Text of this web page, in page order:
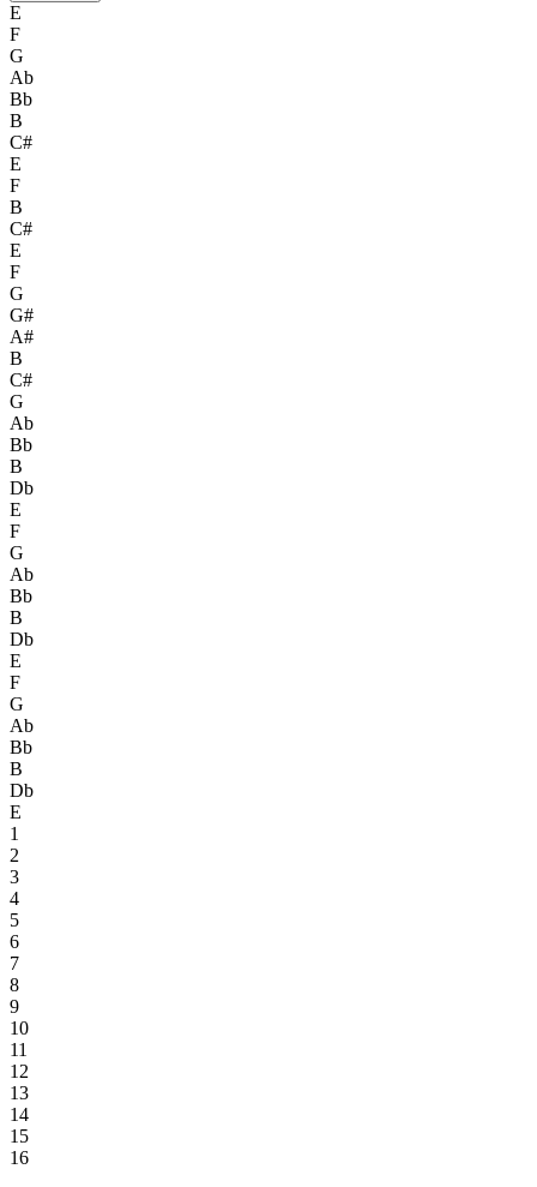
E
F
G
Ab
Bb
B
C#
E
F
B
C#
E
F
G
G#
A#
B
C#
G
Ab
Bb
B
Db
E
F
G
Ab
Bb
B
Db
E
F
G
Ab
Bb
B
Db
E
1
2
3
4
5
6
7
8
9
10
11
12
13
14
15
16